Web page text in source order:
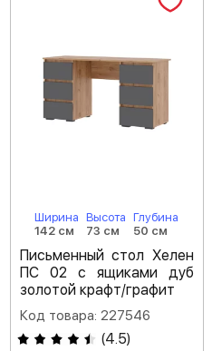
Ширина
142 см
Высота
73 см
Глубина
50 см
Письменный стол Хелен
ПС 02 с ящиками дуб
золотой крафт/графит
Код товара: 227546
(4.5)